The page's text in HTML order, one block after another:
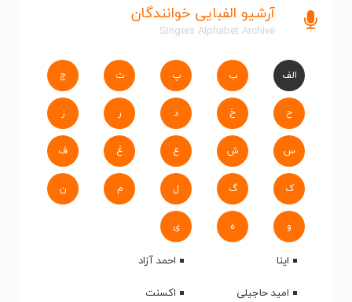
آرشیو الفبایی خوانندگان
Singers Alphabet Archive
الف ب پ ت ج
ح خ د ر ز
س ش ع غ ف
ک گ ل م ن
و ه ی
اینا
احمد آزاد
امید حاجیلی
اکسنت